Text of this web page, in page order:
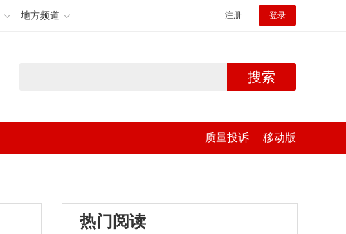
地方频道 注册 登录
搜索
质量投诉 移动版
热门阅读